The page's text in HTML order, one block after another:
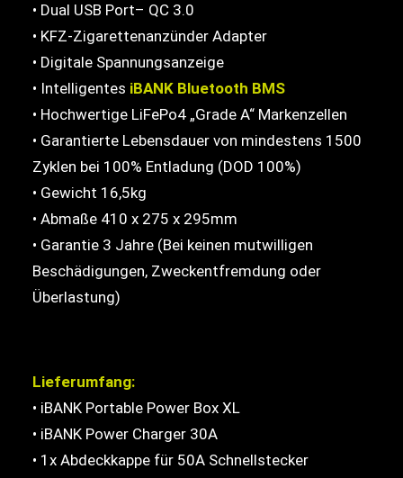
• Dual USB Port– QC 3.0
• KFZ-Zigarettenanzünder Adapter
• Digitale Spannungsanzeige
• Intelligentes iBANK Bluetooth BMS
• Hochwertige LiFePo4 „Grade A“ Markenzellen
• Garantierte Lebensdauer von mindestens 1500
Zyklen bei 100% Entladung (DOD 100%)
• Gewicht 16,5kg
• Abmaße 410 x 275 x 295mm
• Garantie 3 Jahre (Bei keinen mutwilligen
Beschädigungen, Zweckentfremdung oder
Überlastung)
Lieferumfang:
• iBANK Portable Power Box XL
• iBANK Power Charger 30A
• 1x Abdeckkappe für 50A Schnellstecker